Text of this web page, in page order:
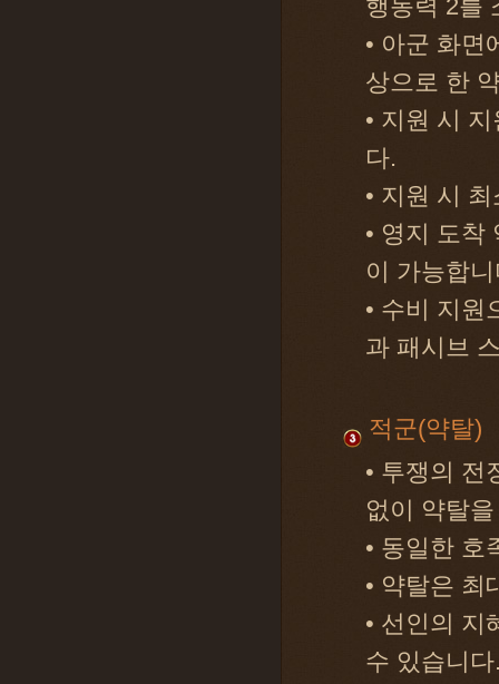
행동력 2를
• 아군 화면
상으로 한
• 지원 시
다.
• 지원 시
• 영지 도착
이 가능합
• 수비 지원
과 패시브
적군(약탈)
• 투쟁의 전
없이 약탈
• 동일한 호
• 약탈은 최
• 선인의 지
수 있습니다